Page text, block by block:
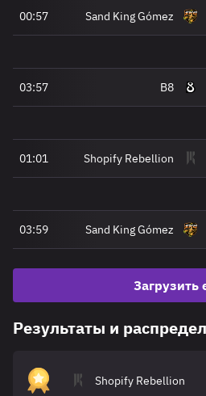
00:57 Sand King Gómez
03:57 B8
01:01 Shopify Rebellion
03:59 Sand King Gómez
Загрузить
Результаты и
Shopify Rebellion